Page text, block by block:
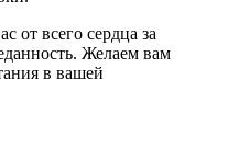
от всего сердца за
Желаем вам
в вашей